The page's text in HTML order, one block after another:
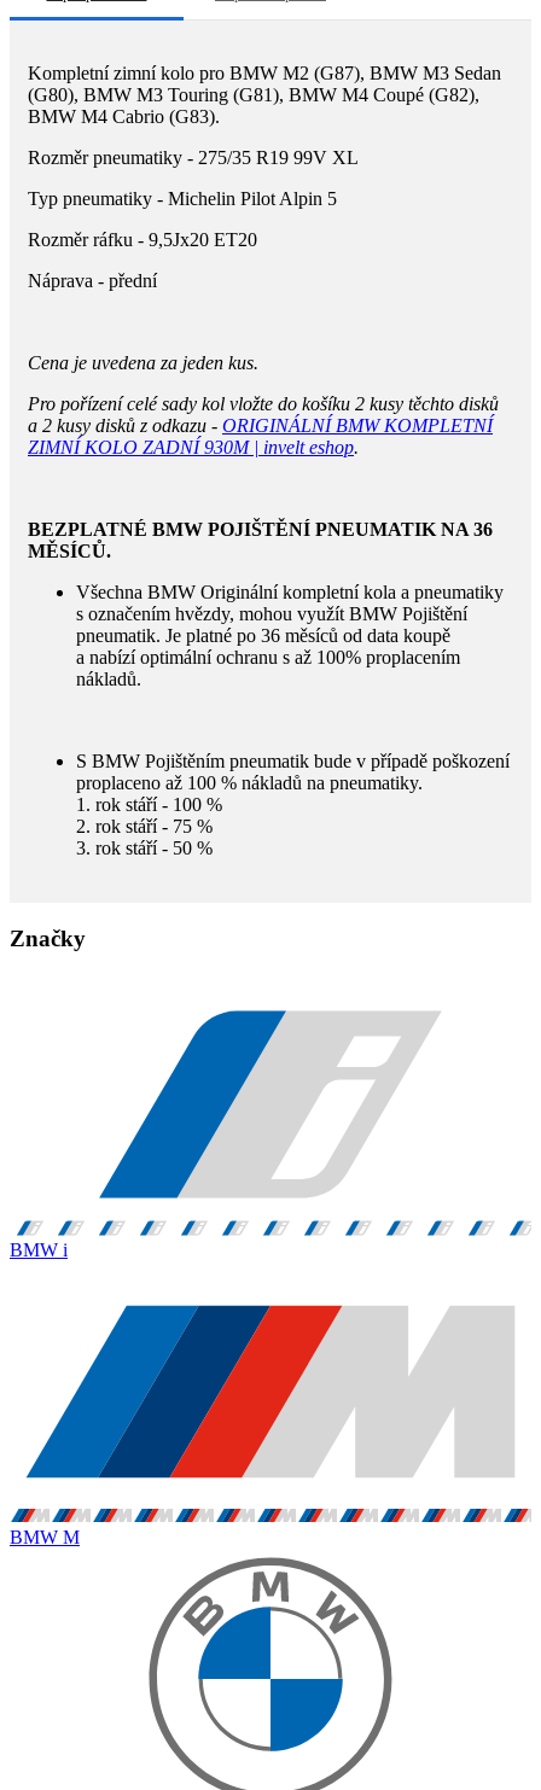
Kompletní zimní kolo pro BMW M2 (G87), BMW M3 Sedan
(G80), BMW M3 Touring (G81), BMW M4 Coupé (G82),
BMW M4 Cabrio (G83).
Rozměr pneumatiky - 275/35 R19 99V XL
Typ pneumatiky - Michelin Pilot Alpin 5
Rozměr ráfku - 9,5Jx20 ET20
Náprava - přední
Cena je uvedena za jeden kus.
Pro pořízení celé sady kol vložte do košíku 2 kusy těchto disků
a 2 kusy disků z odkazu - ORIGINÁLNÍ BMW KOMPLETNÍ
ZIMNÍ KOLO ZADNÍ 930M | invelt eshop.
BEZPLATNÉ BMW POJIŠTĚNÍ PNEUMATIK NA 36
MĚSÍCŮ.
Všechna BMW Originální kompletní kola a pneumatiky
s označením hvězdy, mohou využít BMW Pojištění
pneumatik. Je platné po 36 měsíců od data koupě
a nabízí optimální ochranu s až 100% proplacením
nákladů.
S BMW Pojištěním pneumatik bude v případě poškození
proplaceno až 100 % nákladů na pneumatiky.
1. rok stáří - 100 %
2. rok stáří - 75 %
3. rok stáří - 50 %
Značky
BMW i
BMW M